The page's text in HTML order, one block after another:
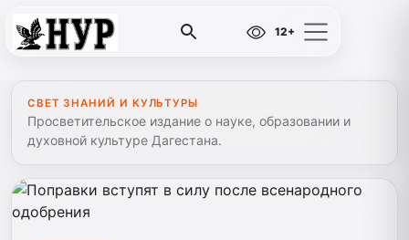
12+
СВЕТ ЗНАНИЙ И КУЛЬТУРЫ
Просветительское издание о науке, образовании и
духовной культуре Дагестана.